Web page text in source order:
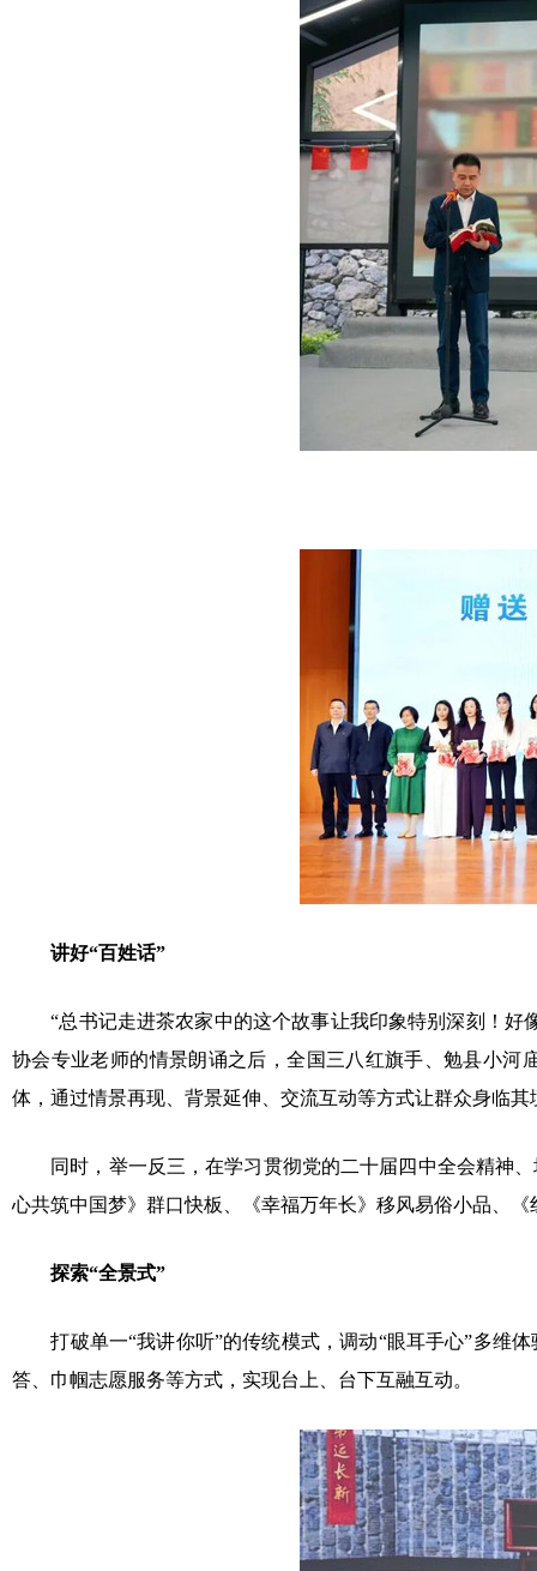
讲好“百姓话”
“总书记走进茶农家中的这个故事让我印象特别深刻！好
协会专业老师的情景朗诵之后，全国三八红旗手、勉县小
体，通过情景再现、背景延伸、交流互动等方式让群众身临其
同时，举一反三，在学习贯彻党的二十届四中全会精神、
心共筑中国梦》群口快板、《幸福万年长》移风易俗小品、
探索“全景式”
打破单一“我讲你听”的传统模式，调动“眼耳手心”多维体
答、巾帼志愿服务等方式，实现台上、台下互融互动。